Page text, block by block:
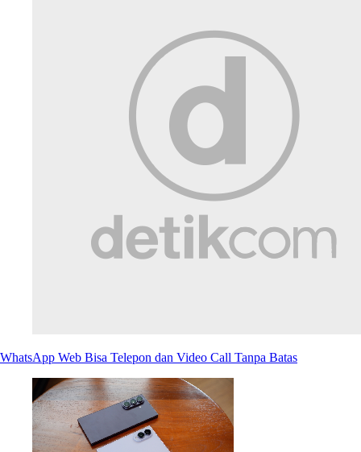
WhatsApp Web Bisa Telepon dan Video Call Tanpa Batas